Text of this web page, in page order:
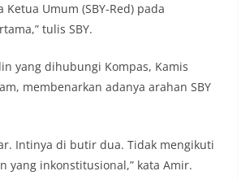
Ketua Umum (SBY-Red) pada
tulis SBY.
yang dihubungi Kompas, Kamis
membenarkan adanya arahan SBY
Intinya di butir dua. Tidak mengikuti
yang inkonstitusional,” kata Amir.